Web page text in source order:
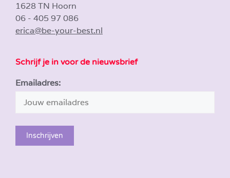
1628 TN Hoorn
06 - 405 97 086
erica@be-your-best.nl
Schrijf je in voor de nieuwsbrief
Emailadres: